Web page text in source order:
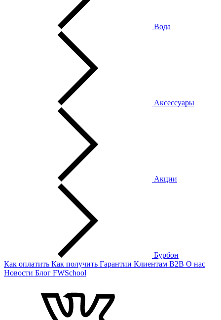
Вода
Аксессуары
Акции
Бурбон
Как оплатить Как получить Гарантии Клиентам B2B О нас
Новости Блог FWSchool